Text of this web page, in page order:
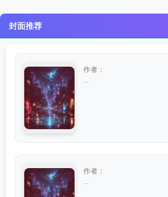
封面推荐
作者：
作者：